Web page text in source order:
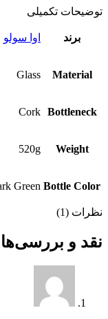
توضیحات تکمیلی
برند اوا سولو
Material
Glass
Bottleneck
Cork
Weight
520g
Bottle Color
Green
نظرات (1)
نقد و بررسی‌ها